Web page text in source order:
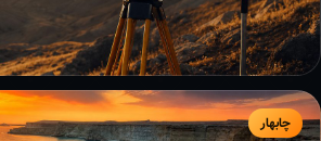
چابهار